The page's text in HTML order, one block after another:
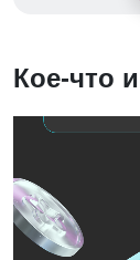
Кое-что